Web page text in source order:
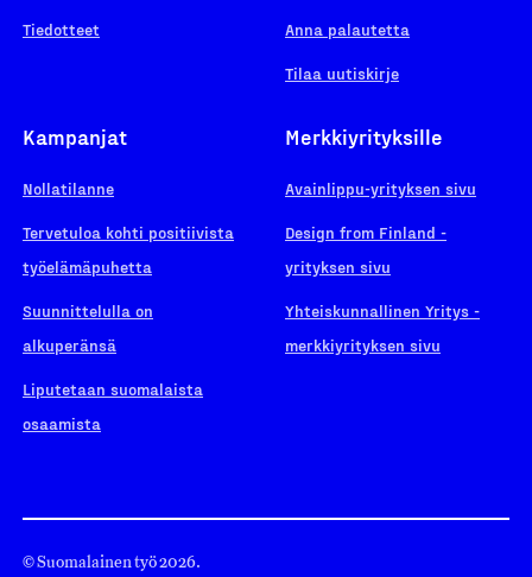
Tiedotteet Anna palautetta
Tilaa uutiskirje
Kampanjat
Nollatilanne
Tervetuloa kohti positiivista
työelämäpuhetta
Suunnittelulla on
alkuperänsä
Liputetaan suomalaista
osaamista
Merkkiyrityksille
Avainlippu-yrityksen sivu
Design from Finland -
yrityksen sivu
Yhteiskunnallinen Yritys -
merkkiyrityksen sivu
© Suomalainen työ 2026.